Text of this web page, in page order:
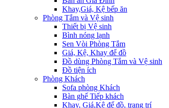
Khay,Giá, Kệ bếp ăn
Phòng Tắm và Vệ sinh
Thiết bị Vệ sinh
Bình nóng lạnh
Sen Vòi Phòng Tắm
Giá, Kệ, Khay để đồ
Đồ dùng Phòng Tắm và Vệ sinh
Đồ tiện ích
Phòng Khách
Sofa phòng Khách
Bàn ghế Tiếp khách
Khay, Giá,Kệ để đồ, trang trí